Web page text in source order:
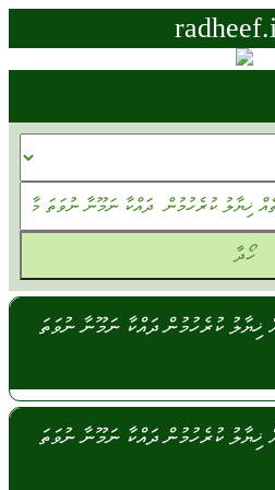
ޚިޔާލު ކުރެހުމުން ދައްކާ ނަމޫނާ ނުވަތަ
ޚިޔާލު ކުރެހުމުން ދައްކާ ނަމޫނާ ނުވަތަ